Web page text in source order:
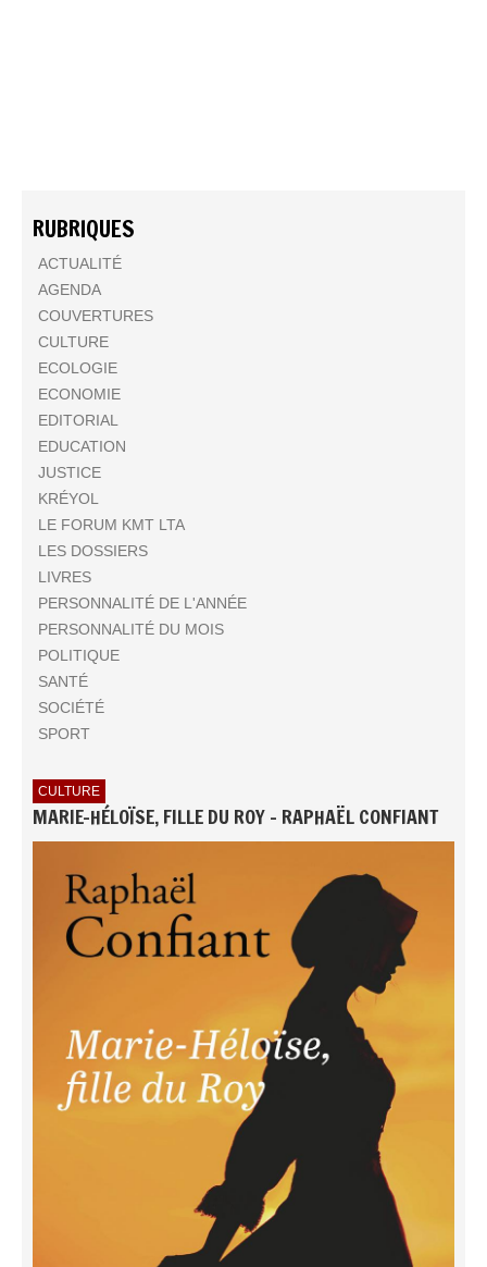
RUBRIQUES
ACTUALITÉ
AGENDA
COUVERTURES
CULTURE
ECOLOGIE
ECONOMIE
EDITORIAL
EDUCATION
JUSTICE
KRÉYOL
LE FORUM KMT LTA
LES DOSSIERS
LIVRES
PERSONNALITÉ DE L'ANNÉE
PERSONNALITÉ DU MOIS
POLITIQUE
SANTÉ
SOCIÉTÉ
SPORT
CULTURE
MARIE-HÉLOÏSE, FILLE DU ROY - RAPHAËL CONFIANT